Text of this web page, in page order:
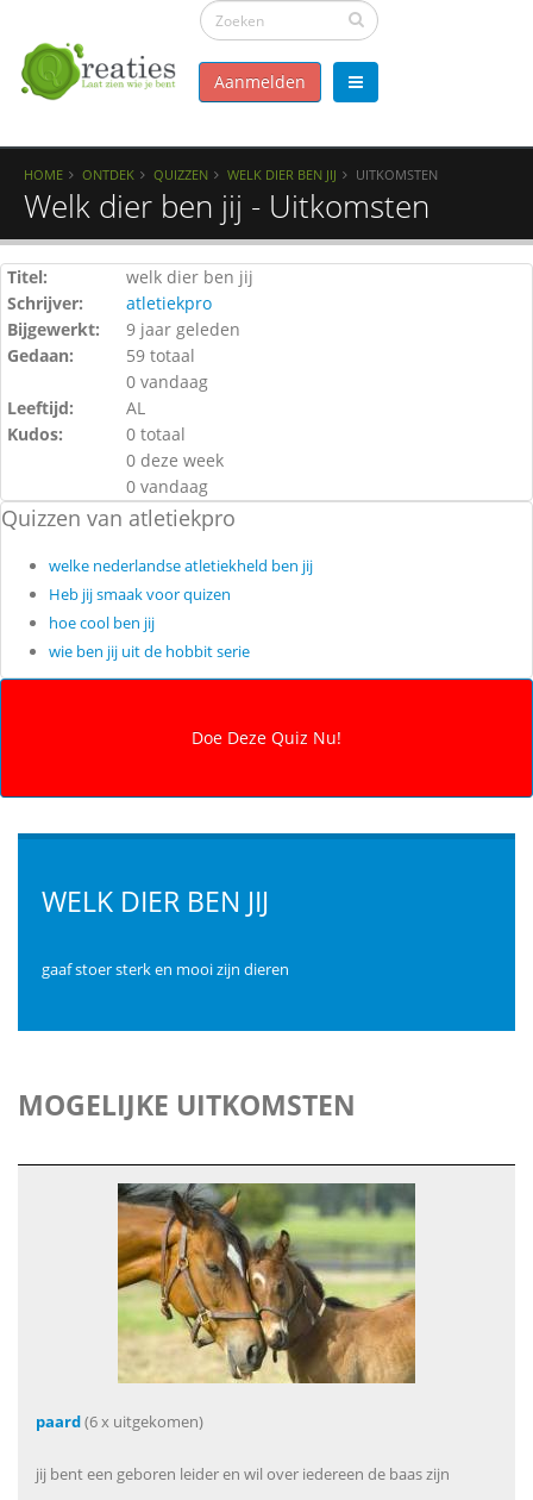
Aanmelden
HOME ONTDEK QUIZZEN WELK DIER BEN JIJ UITKOMSTEN
Welk dier ben jij - Uitkomsten
Titel:
welk dier ben jij
Schrijver:
atletiekpro
Bijgewerkt:
9 jaar geleden
Gedaan:
59 totaal
0 vandaag
Leeftijd:
AL
Kudos:
0 totaal
0 deze week
0 vandaag
Quizzen van atletiekpro
welke nederlandse atletiekheld ben jij
Heb jij smaak voor quizen
hoe cool ben jij
wie ben jij uit de hobbit serie
WELK DIER BEN JIJ
gaaf stoer sterk en mooi zijn dieren
MOGELIJKE UITKOMSTEN
paard(6 x uitgekomen)
jij bent een geboren leider en wil over iedereen de baas zijn